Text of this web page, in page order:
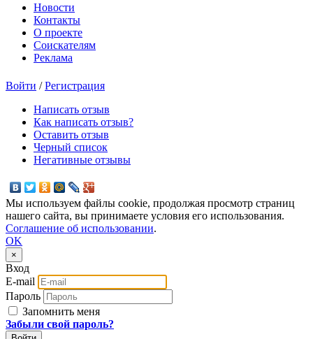
Новости
Контакты
О проекте
Соискателям
Реклама
Войти /Регистрация
Написать отзыв
Как написать отзыв?
Оставить отзыв
Черный список
Негативные отзывы
Мы используем файлы cookie, продолжая просмотр страниц
нашего сайта, вы принимаете условия его использования.
Соглашение об использовании.
OK
×
Вход
E-mail
Пароль
Запомнить меня
Забыли свой пароль?